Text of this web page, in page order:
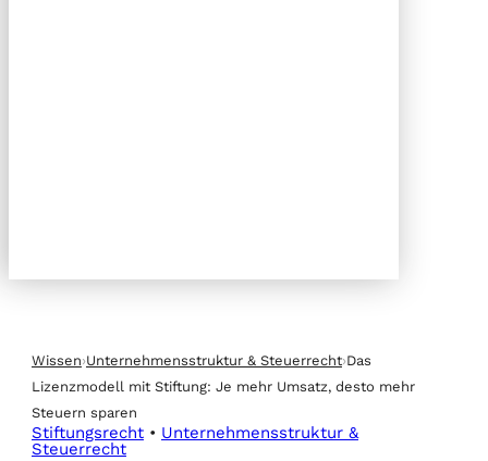
Wissen›Unternehmensstruktur & Steuerrecht›Das
Lizenzmodell mit Stiftung: Je mehr Umsatz, desto mehr
Steuern sparen
Stiftungsrecht• Unternehmensstruktur &
Steuerrecht